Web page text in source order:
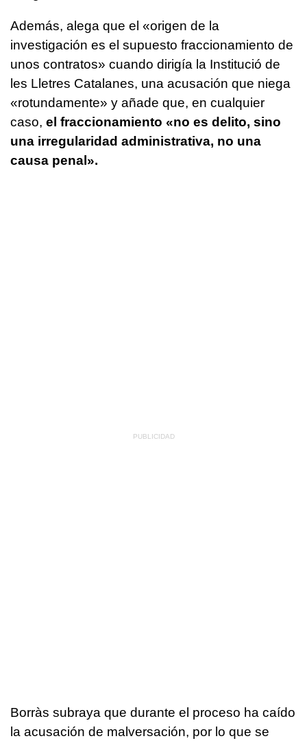
Además, alega que el «origen de la
investigación es el supuesto fraccionamiento de
unos contratos» cuando dirigía la Institució de
les Lletres Catalanes, una acusación que niega
«rotundamente» y añade que, en cualquier
caso, el fraccionamiento «no es delito, sino
una irregularidad administrativa, no una
causa penal».
Borràs subraya que durante el proceso ha caído
la acusación de malversación, por lo que se